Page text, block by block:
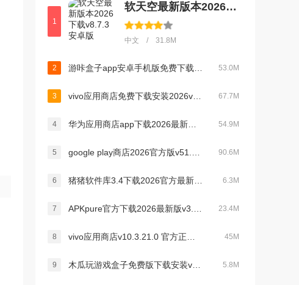
1
软天空最新版本2026下载v8.7.3 安卓版
中文 / 31.8M
2 53.0M
3 67.7M
4 54.9M
5 90.6M
6 6.3M
7 23.4M
8 45M
9 5.8M